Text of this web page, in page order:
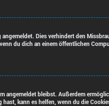
Dies verhindert den
du dich an einem öffentlichen
bleibst. Außerdem
kann es helfen, wenn du die